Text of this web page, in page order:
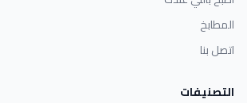
المطابخ
اتصل بنا
التصنيفات